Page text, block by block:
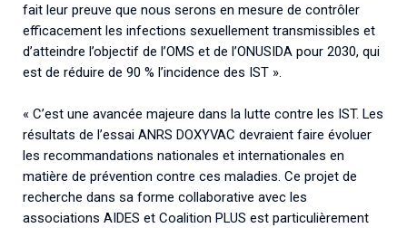
fait leur preuve que nous serons en mesure de contrôler
efficacement les infections sexuellement transmissibles et
d’atteindre l’objectif de l’OMS et de l’ONUSIDA pour 2030, qui
est de réduire de 90 % l’incidence des IST ».
« C’est une avancée majeure dans la lutte contre les IST. Les
résultats de l’essai ANRS DOXYVAC devraient faire évoluer
les recommandations nationales et internationales en
matière de prévention contre ces maladies. Ce projet de
recherche dans sa forme collaborative avec les
associations AIDES et Coalition PLUS est particulièrement